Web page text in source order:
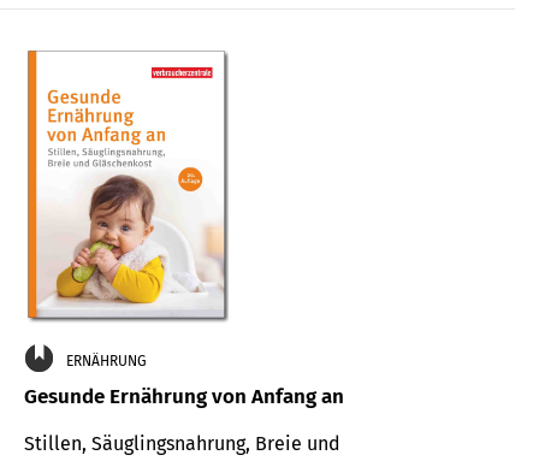
ERNÄHRUNG
Gesunde Ernährung von Anfang an
Stillen, Säuglingsnahrung, Breie und